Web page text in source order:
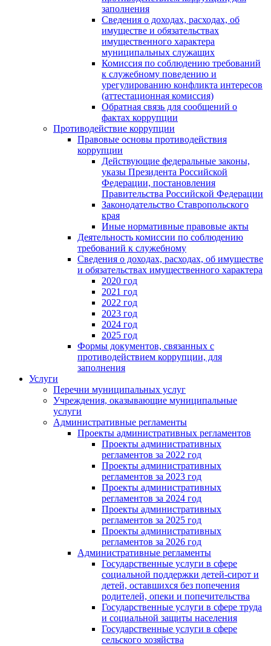
заполнения
Сведения о доходах, расходах, об
имуществе и обязательствах
имущественного характера
муниципальных служащих
Комиссия по соблюдению требований
к служебному поведению и
урегулированию конфликта интересов
(аттестационная комиссия)
Обратная связь для сообщений о
фактах коррупции
Противодействие коррупции
Правовые основы противодействия
коррупции
Действующие федеральные законы,
указы Президента Российской
Федерации, постановления
Правительства Российской Федерации
Законодательство Ставропольского
края
Иные нормативные правовые акты
Деятельность комиссии по соблюдению
требований к служебному
Сведения о доходах, расходах, об имуществе
и обязательствах имущественного характера
2020 год
2021 год
2022 год
2023 год
2024 год
2025 год
Формы документов, связанных с
противодействием коррупции, для
заполнения
Услуги
Перечни муниципальных услуг
Учреждения, оказывающие муниципальные
услуги
Административные регламенты
Проекты административных регламентов
Проекты административных
регламентов за 2022 год
Проекты административных
регламентов за 2023 год
Проекты административных
регламентов за 2024 год
Проекты административных
регламентов за 2025 год
Проекты административных
регламентов за 2026 год
Административные регламенты
Государственные услуги в сфере
социальной поддержки детей-сирот и
детей, оставшихся без попечения
родителей, опеки и попечительства
Государственные услуги в сфере труда
и социальной защиты населения
Государственные услуги в сфере
сельского хозяйства